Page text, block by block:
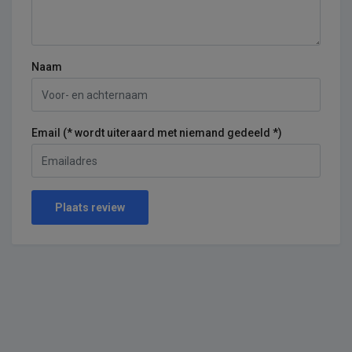
Naam
Email (* wordt uiteraard met niemand gedeeld *)
Plaats review